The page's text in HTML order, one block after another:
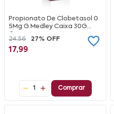
Propionato De Clobetasol 0
5Mg G Medley Caixa 30G
Creme
24,56 27% OFF
17,99
1 Comprar